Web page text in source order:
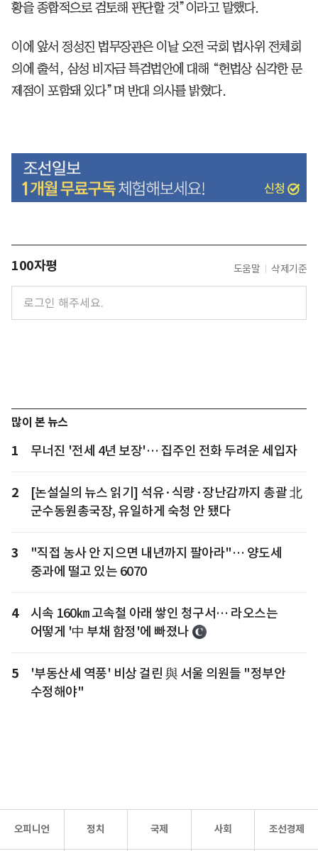
황을 종합적으로 검토해 판단할 것”이라고 말했다.
이에 앞서 정성진 법무장관은 이날 오전 국회 법사위 전체회
의에 출석, 삼성 비자금 특검법안에 대해 “헌법상 심각한 문
제점이 포함돼 있다”며 반대 의사를 밝혔다.
100자평 도움말 삭제기준
많이 본 뉴스
1 무너진 '전세 4년 보장'… 집주인 전화 두려운 세입자
2
[논설실의 뉴스 읽기] 석유·식량·장난감까지 총괄 北
군수동원총국장, 유일하게 숙청 안 됐다
3
"직접 농사 안 지으면 내년까지 팔아라"… 양도세
중과에 떨고 있는 6070
4
시속 160㎞ 고속철 아래 쌓인 청구서… 라오스는
어떻게 '中 부채 함정'에 빠졌나
5
'부동산세 역풍' 비상 걸린 與 서울 의원들 "정부안
수정해야"
오피니언 정치 국제 사회 조선경제